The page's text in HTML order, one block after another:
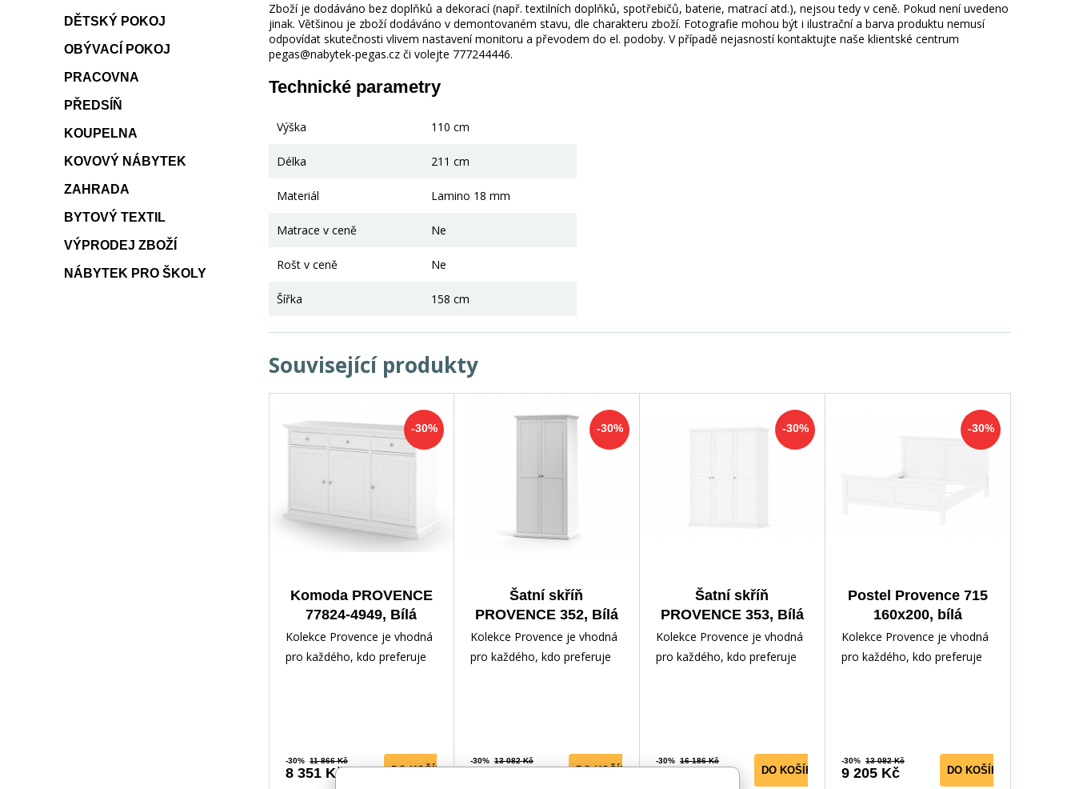
DĚTSKÝ POKOJ
OBÝVACÍ POKOJ
PRACOVNA
PŘEDSÍŇ
KOUPELNA
KOVOVÝ NÁBYTEK
ZAHRADA
BYTOVÝ TEXTIL
VÝPRODEJ ZBOŽÍ
NÁBYTEK PRO ŠKOLY
Zboží je dodáváno bez doplňků a dekorací (např. textilních doplňků, spotřebičů, baterie, matrací atd.), nejsou tedy v ceně. Pokud není uvedeno
jinak. Většinou je zboží dodáváno v demontovaném stavu, dle charakteru zboží. Fotografie mohou být i ilustrační a barva produktu nemusí
odpovídat skutečnosti vlivem nastavení monitoru a převodem do el. podoby. V případě nejasností kontaktujte naše klientské centrum
pegas@nabytek-pegas.cz či volejte 777244446.
Technické parametry
Výška 110 cm
Délka 211 cm
Materiál Lamino 18 mm
Matrace v ceně Ne
Rošt v ceně Ne
Šířka 158 cm
Související produkty
-30%
Komoda PROVENCE
77824-4949, Bílá
Kolekce Provence je vhodná
pro každého, kdo preferuje
-30% 11 866 Kč
8 351 Kč DO KOŠÍKU
-30%
Šatní skříň
PROVENCE 352, Bílá
Kolekce Provence je vhodná
pro každého, kdo preferuje
-30% 13 082 Kč
DO KOŠÍKU
-30%
Šatní skříň
PROVENCE 353, Bílá
Kolekce Provence je vhodná
pro každého, kdo preferuje
-30% 16 186 Kč
DO KOŠÍKU
-30%
Postel Provence 715
160x200, bílá
Kolekce Provence je vhodná
pro každého, kdo preferuje
-30% 13 082 Kč
9 205 Kč DO KOŠÍKU